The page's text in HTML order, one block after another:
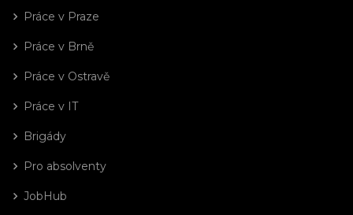
Práce v Praze
Práce v Brně
Práce v Ostravě
Práce v IT
Brigády
Pro absolventy
JobHub